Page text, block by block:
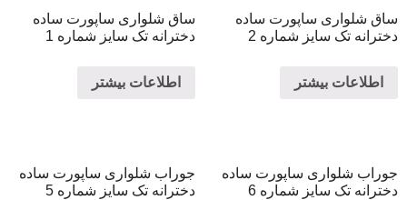
ساق شلواری ساپورت ساده
دخترانه تک سایز شماره 2
اطلاعات بیشتر
ساق شلواری ساپورت ساده
دخترانه تک سایز شماره 1
اطلاعات بیشتر
جوراب شلواری ساپورت ساده
دخترانه تک سایز شماره 6
جوراب شلواری ساپورت ساده
دخترانه تک سایز شماره 5